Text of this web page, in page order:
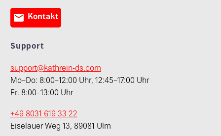
 Kontakt
Support
support@kathrein-ds.com
Mo–Do: 8:00–12:00 Uhr, 12:45–17:00 Uhr
Fr. 8:00–13:00 Uhr
+49 8031 619 33 22
Eiselauer Weg 13, 89081 Ulm